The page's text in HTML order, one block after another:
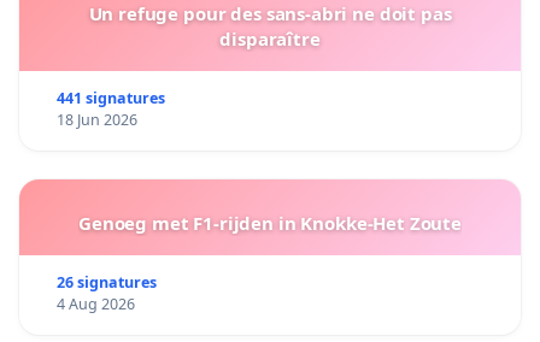
Un refuge pour des sans-abri ne doit pas
disparaître
441 signatures
18 Jun 2026
Genoeg met F1-rijden in Knokke-Het Zoute
26 signatures
4 Aug 2026